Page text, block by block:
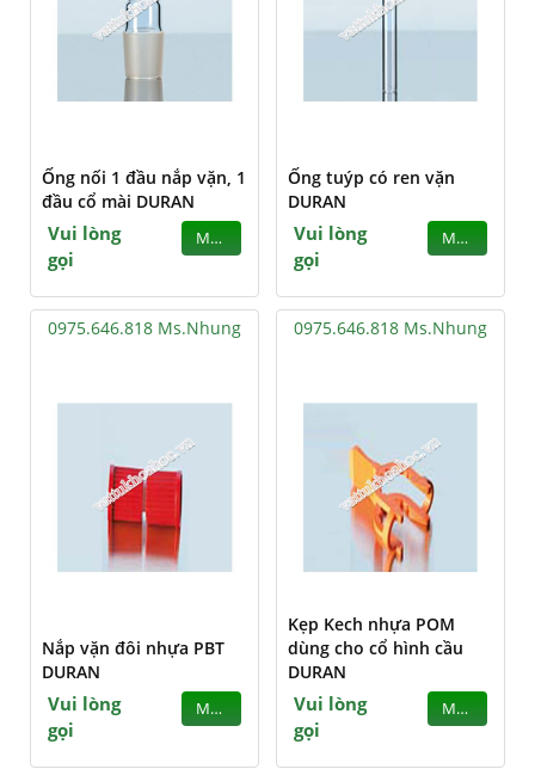
Ống nối 1 đầu nắp vặn, 1
đầu cổ mài DURAN
Vui lòng
gọi
MUA
Ống tuýp có ren vặn
DURAN
Vui lòng
gọi
MUA
0975.646.818 Ms.Nhung
Nắp vặn đôi nhựa PBT
DURAN
Vui lòng
gọi
MUA
0975.646.818 Ms.Nhung
Kẹp Kech nhựa POM
dùng cho cổ hình cầu
DURAN
Vui lòng
gọi
MUA